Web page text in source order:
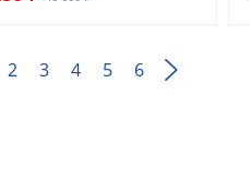
2 3 4 5 6